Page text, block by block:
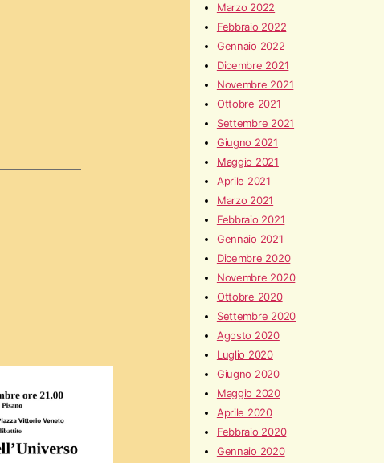
Marzo 2022
Febbraio 2022
Gennaio 2022
Dicembre 2021
Novembre 2021
Ottobre 2021
Settembre 2021
Giugno 2021
Maggio 2021
Aprile 2021
Marzo 2021
Febbraio 2021
Gennaio 2021
Dicembre 2020
Novembre 2020
Ottobre 2020
Settembre 2020
Agosto 2020
Luglio 2020
Giugno 2020
Maggio 2020
Aprile 2020
Febbraio 2020
Gennaio 2020